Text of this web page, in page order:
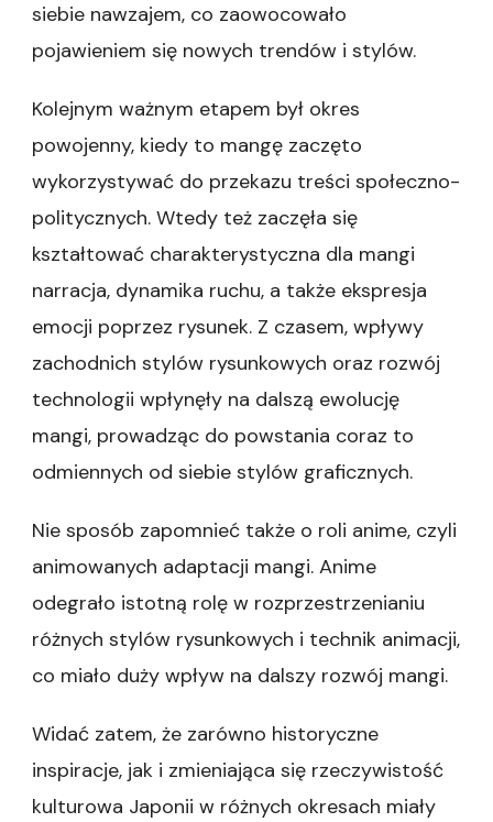
siebie nawzajem, co zaowocowało
pojawieniem się nowych trendów i stylów.
Kolejnym ważnym etapem był okres
powojenny, kiedy to mangę zaczęto
wykorzystywać do przekazu treści społeczno-
politycznych. Wtedy też zaczęła się
kształtować charakterystyczna dla mangi
narracja, dynamika ruchu, a także ekspresja
emocji poprzez rysunek. Z czasem, wpływy
zachodnich stylów rysunkowych oraz rozwój
technologii wpłynęły na dalszą ewolucję
mangi, prowadząc do powstania coraz to
odmiennych od siebie stylów graficznych.
Nie sposób zapomnieć także o roli anime, czyli
animowanych adaptacji mangi. Anime
odegrało istotną rolę w rozprzestrzenianiu
różnych stylów rysunkowych i technik animacji,
co miało duży wpływ na dalszy rozwój mangi.
Widać zatem, że zarówno historyczne
inspiracje, jak i zmieniająca się rzeczywistość
kulturowa Japonii w różnych okresach miały